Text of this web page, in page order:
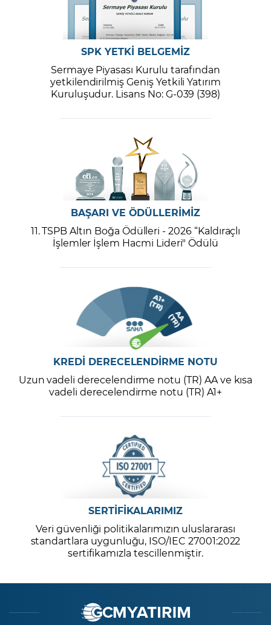
SPK YETKİ BELGEMİZ
Sermaye Piyasası Kurulu tarafından
yetkilendirilmiş Geniş Yetkili Yatırım
Kuruluşudur. Lisans No: G-039 (398)
BAŞARI VE ÖDÜLLERİMİZ
11. TSPB Altın Boğa Ödülleri - 2026 “Kaldıraçlı
İşlemler İşlem Hacmi Lideri" Ödülü
KREDİ DERECELENDİRME NOTU
Uzun vadeli derecelendirme notu (TR) AA ve kısa
vadeli derecelendirme notu (TR) A1+
SERTİFİKALARIMIZ
Veri güvenliği politikalarımızın uluslararası
standartlara uygunluğu, ISO/IEC 27001:2022
sertifikamızla tescillenmiştir.